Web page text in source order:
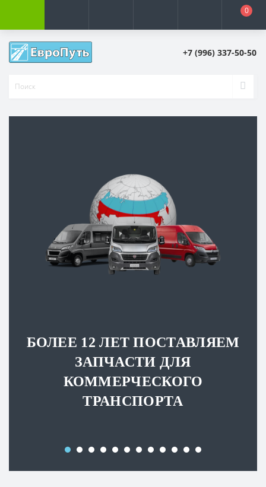
0
+7 (996) 337-50-50
БОЛЕЕ 12 ЛЕТ ПОСТАВЛЯЕМ
ЗАПЧАСТИ ДЛЯ
КОММЕРЧЕСКОГО
ТРАНСПОРТА